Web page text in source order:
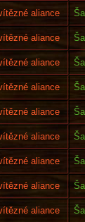
aliance
aliance
aliance
aliance
aliance
aliance
aliance
aliance
aliance